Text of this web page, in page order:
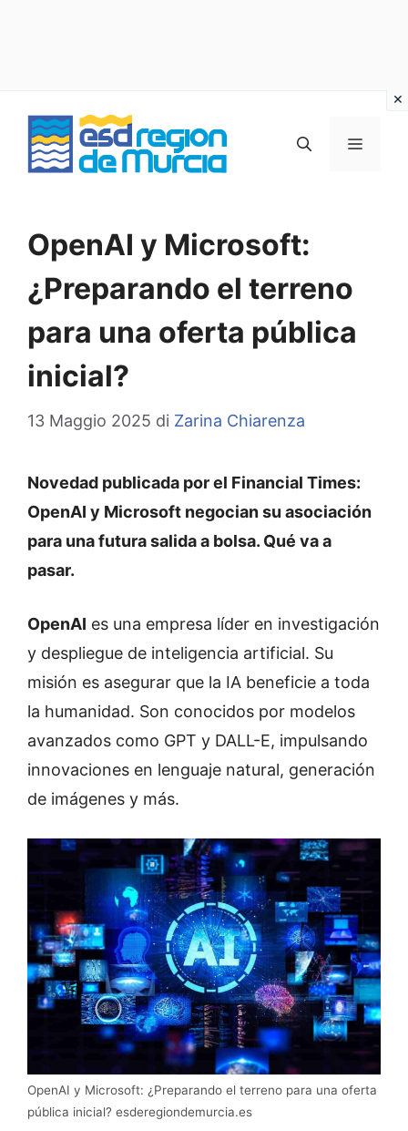
contenuto
MENU
OpenAI y Microsoft:
¿Preparando el terreno
para una oferta pública
inicial?
13 Maggio 2025 di Zarina Chiarenza
Novedad publicada por el Financial Times:
OpenAI y Microsoft negocian su asociación
para una futura salida a bolsa. Qué va a
pasar.
OpenAI es una empresa líder en investigación
y despliegue de inteligencia artificial. Su
misión es asegurar que la IA beneficie a toda
la humanidad. Son conocidos por modelos
avanzados como GPT y DALL-E, impulsando
innovaciones en lenguaje natural, generación
de imágenes y más.
OpenAI y Microsoft: ¿Preparando el terreno para una oferta
pública inicial? esderegiondemurcia.es